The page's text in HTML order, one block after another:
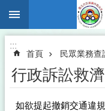
跳到主要內容區塊
:::
首頁 民眾業務查
行政訴訟救濟
如欲提起撤銷交通違